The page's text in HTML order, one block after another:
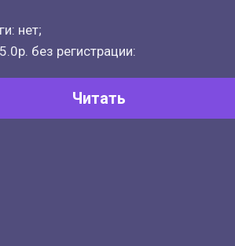
нет;
без регистрации:
Читать